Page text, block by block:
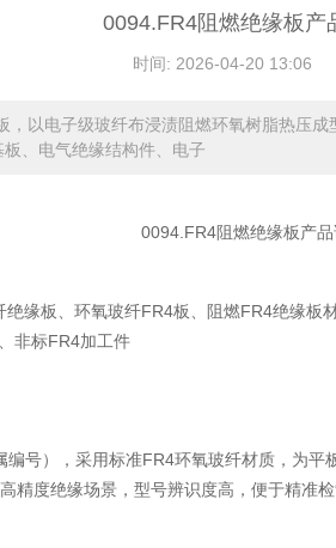
0094.FR4阻燃绝缘板产
时间: 2026-04-20 13:06
，以电子级玻纤布浸渍阻燃环氧树脂热压
、电气绝缘结构件、电子
0094.FR4阻燃绝缘板产
缘板、环氧玻纤FR4板、阻燃FR4绝缘板
非标FR4加工件
号），采用标准FR4环氧玻纤材质，为平
精度绝缘场景，型号辨识度高，便于精准检